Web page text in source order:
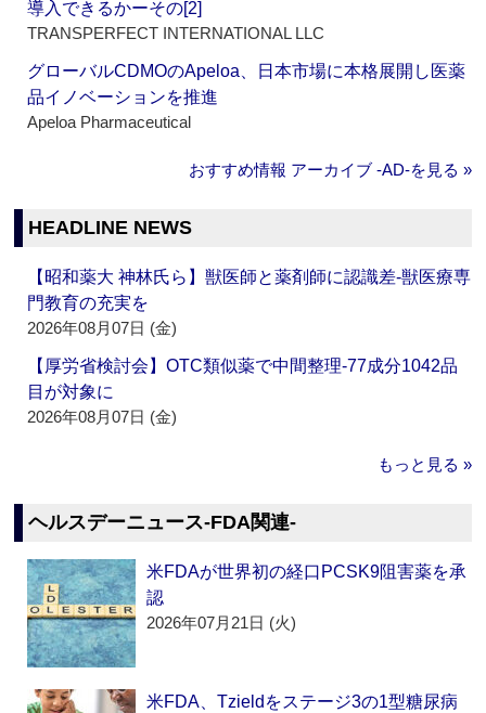
導入できるかーその[2]
TRANSPERFECT INTERNATIONAL LLC
グローバルCDMOのApeloa、日本市場に本格展開し医薬
品イノベーションを推進
Apeloa Pharmaceutical
おすすめ情報 アーカイブ ‐AD‐を見る »
HEADLINE NEWS
【昭和薬大 神林氏ら】獣医師と薬剤師に認識差‐獣医療専
門教育の充実を
2026年08月07日 (金)
【厚労省検討会】OTC類似薬で中間整理‐77成分1042品
目が対象に
2026年08月07日 (金)
もっと見る »
ヘルスデーニュース‐FDA関連‐
米FDAが世界初の経口PCSK9阻害薬を承
認
2026年07月21日 (火)
米FDA、Tzieldをステージ3の1型糖尿病